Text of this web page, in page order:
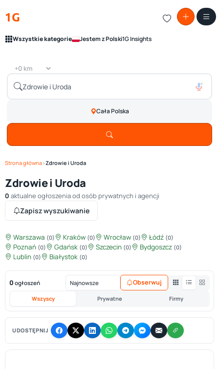
1G
Wszystkie kategorie Jestem z Polski1G Insights
Cała Polska
Strona główna›Zdrowie i Uroda
Zdrowie i Uroda
0 aktualne ogłoszenia od osób prywatnych i agencji
Zapisz wyszukiwanie
Warszawa (0) Kraków (0) Wrocław (0) Łódź (0)
Poznań (0) Gdańsk (0) Szczecin (0) Bydgoszcz (0)
Lublin (0) Białystok (0)
0 ogłoszeń
Wszyscy Prywatne Firmy
Obserwuj
UDOSTĘPNIJ